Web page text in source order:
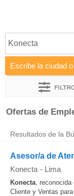
Konecta
Escribe la ciudad
Ordenar por
Ofertas de
Resultados de la
Asesor/a de
Konecta - Lima
Konecta, reconocida
Cliente y Ventas